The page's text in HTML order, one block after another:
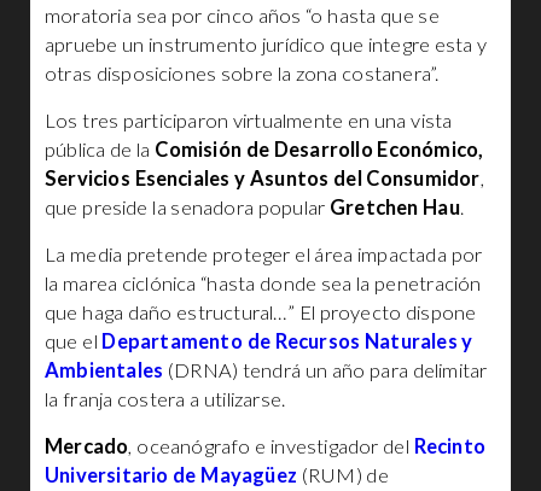
moratoria sea por cinco años “o hasta que se
apruebe un instrumento jurídico que integre esta y
otras disposiciones sobre la zona costanera”.
Los tres participaron virtualmente en una vista
pública de la Comisión de Desarrollo Económico,
Servicios Esenciales y Asuntos del Consumidor,
que preside la senadora popular Gretchen Hau.
La media pretende proteger el área impactada por
la marea ciclónica “hasta donde sea la penetración
que haga daño estructural…” El proyecto dispone
que el Departamento de Recursos Naturales y
Ambientales (DRNA) tendrá un año para delimitar
la franja costera a utilizarse.
Mercado, oceanógrafo e investigador del Recinto
Universitario de Mayagüez (RUM) de